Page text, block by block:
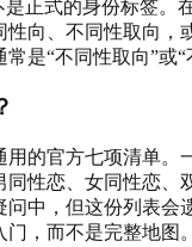
是正式的身份标签。
性向、不同性取向，
是“不同性取向”或“
用的官方七项清单。
同性恋、女同性恋、
问中，但这份列表会
，而不是完整地图。